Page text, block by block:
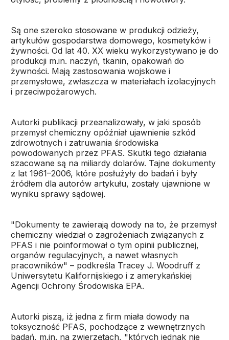
Są one szeroko stosowane w produkcji odzieży,
artykułów gospodarstwa domowego, kosmetyków i
żywności. Od lat 40. XX wieku wykorzystywano je do
produkcji m.in. naczyń, tkanin, opakowań do
żywności. Mają zastosowania wojskowe i
przemysłowe, zwłaszcza w materiałach izolacyjnych
i przeciwpożarowych.
Autorki publikacji przeanalizowały, w jaki sposób
przemysł chemiczny opóźniał ujawnienie szkód
zdrowotnych i zatruwania środowiska
powodowanych przez PFAS. Skutki tego działania
szacowane są na miliardy dolarów. Tajne dokumenty
z lat 1961–2006, które posłużyły do badań i były
źródłem dla autorów artykułu, zostały ujawnione w
wyniku sprawy sądowej.
"Dokumenty te zawierają dowody na to, że przemysł
chemiczny wiedział o zagrożeniach związanych z
PFAS i nie poinformował o tym opinii publicznej,
organów regulacyjnych, a nawet własnych
pracowników" – podkreśla Tracey J. Woodruff z
Uniwersytetu Kalifornijskiego i z amerykańskiej
Agencji Ochrony Środowiska EPA.
Autorki piszą, iż jedna z firm miała dowody na
toksyczność PFAS, pochodzące z wewnętrznych
badań, m.in. na zwierzętach, "których jednak nie